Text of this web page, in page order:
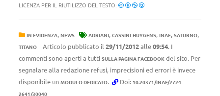
LICENZA PER IL RIUTILIZZO DEL TESTO:
IN EVIDENZA, NEWS ADRIANI, CASSINI-HUYGENS, INAF, SATURNO,
TITANO Articolo pubblicato il 29/11/2012alle09:54. I
commenti sono aperti a tutti SULLA PAGINA FACEBOOK del sito. Per
segnalare alla redazione refusi, imprecisioni ed errori è invece
disponibile un MODULO DEDICATO. Doi: 10.20371/INAF/2724-
2641/30040